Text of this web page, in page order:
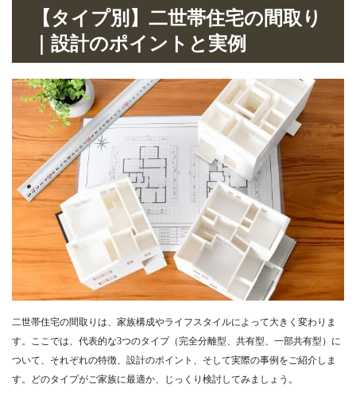
【タイプ別】二世帯住宅の間取り
｜設計のポイントと実例
二世帯住宅の間取りは、家族構成やライフスタイルによって大きく変わりま
す。ここでは、代表的な3つのタイプ（完全分離型、共有型、一部共有型）に
ついて、それぞれの特徴、設計のポイント、そして実際の事例をご紹介しま
す。どのタイプがご家族に最適か、じっくり検討してみましょう。